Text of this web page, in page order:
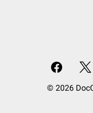
© 2026